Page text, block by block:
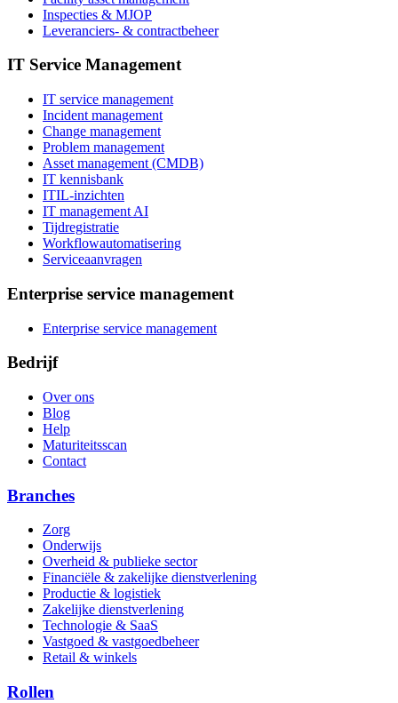
Inspecties & MJOP
Leveranciers- & contractbeheer
IT Service Management
IT service management
Incident management
Change management
Problem management
Asset management (CMDB)
IT kennisbank
ITIL-inzichten
IT management AI
Tijdregistratie
Workflowautomatisering
Serviceaanvragen
Enterprise service management
Enterprise service management
Bedrijf
Over ons
Blog
Help
Maturiteitsscan
Contact
Branches
Zorg
Onderwijs
Overheid & publieke sector
Financiële & zakelijke dienstverlening
Productie & logistiek
Zakelijke dienstverlening
Technologie & SaaS
Vastgoed & vastgoedbeheer
Retail & winkels
Rollen